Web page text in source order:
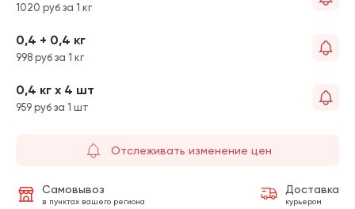
1020 руб за 1 кг
0,4 + 0,4 кг
998 руб за 1 кг
0,4 кг х 4 шт
959 руб за 1 шт
Отслеживать изменение цен
Самовывоз
в пунктах вашего региона
Доставка
курьером